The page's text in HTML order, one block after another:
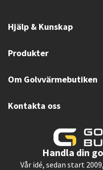
Hjälp & Kunskap
Produkter
Om Golvvärmebutiken
Kontakta oss
Handla din
Vår idé, sedan start